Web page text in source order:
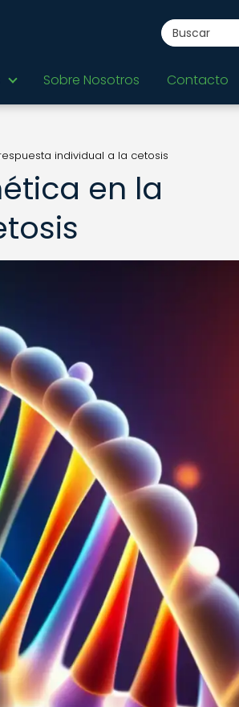
Sobre Nosotros Contacto
individual a la cetosis
en la